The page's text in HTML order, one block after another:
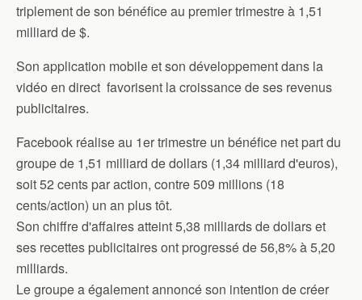
triplement de son bénéfice au premier trimestre à 1,51
milliard de $.
Son application mobile et son développement dans la
vidéo en direct favorisent la croissance de ses revenus
publicitaires.
Facebook réalise au 1er trimestre un bénéfice net part du
groupe de 1,51 milliard de dollars (1,34 milliard d'euros),
soit 52 cents par action, contre 509 millions (18
cents/action) un an plus tôt.
Son chiffre d'affaires atteint 5,38 milliards de dollars et
ses recettes publicitaires ont progressé de 56,8% à 5,20
milliards.
Le groupe a également annoncé son intention de créer